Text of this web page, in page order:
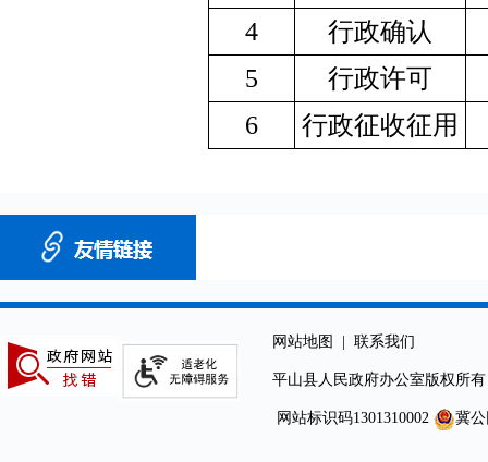
4
行政确认
5
行政许可
6
行政征收征用